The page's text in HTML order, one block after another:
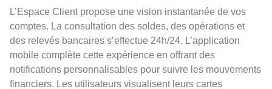
L’Espace Client propose une vision instantanée de vos
comptes. La consultation des soldes, des opérations et
des relevés bancaires s’effectue 24h/24. L’application
mobile complète cette expérience en offrant des
notifications personnalisables pour suivre les mouvements
financiers. Les utilisateurs visualisent leurs cartes